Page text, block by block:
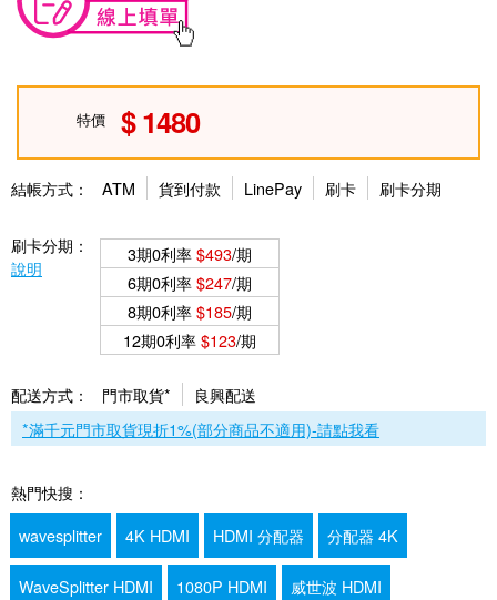
特價 1480
結帳方式： ATM 貨到付款 LinePay 刷卡 刷卡分期
刷卡分期：
說明
3期0利率$493/期
6期0利率$247/期
8期0利率$185/期
12期0利率$123/期
配送方式： 門市取貨*
良興配送
*滿千元門市取貨現折1%(部分商品不適用)-請點我看
熱門快搜：
wavesplitter
4K HDMI HDMI 分配器 分配器 4K
WaveSplitter HDMI 1080P HDMI 威世波 HDMI